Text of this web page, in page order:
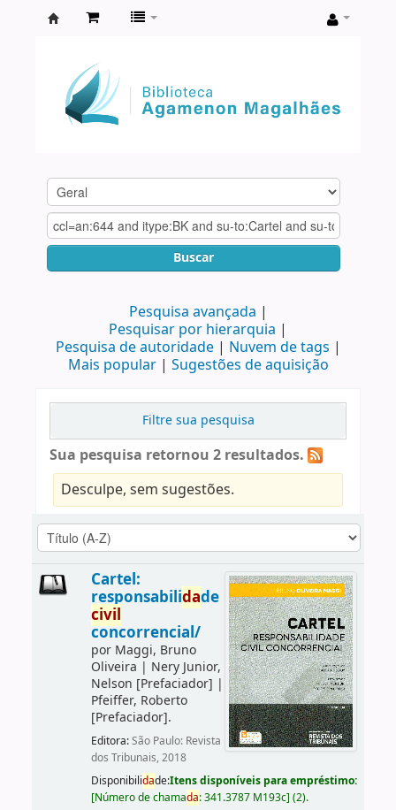
Agamenon
Magalhães
Buscar
Pesquisa avançada
Pesquisar por hierarquia
Pesquisa de autoridade
Nuvem de tags
Mais popular
Sugestões de aquisição
Filtre sua pesquisa
Sua pesquisa retornou 2 resultados.
Desculpe, sem sugestões.
Cartel:
responsabilidade
civil
concorrencial/
por Maggi, Bruno
Oliveira | Nery Junior,
Nelson [Prefaciador] |
Pfeiffer, Roberto
[Prefaciador].
Editora:São Paulo: Revista
dos Tribunais, 2018
Disponibilidade:Itens disponíveis para empréstimo:
[Número de chamada:341.3787 M193c] (2).